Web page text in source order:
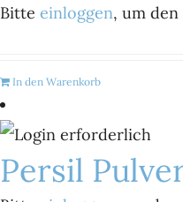
Bitte einloggen, um den
In den Warenkorb
Persil